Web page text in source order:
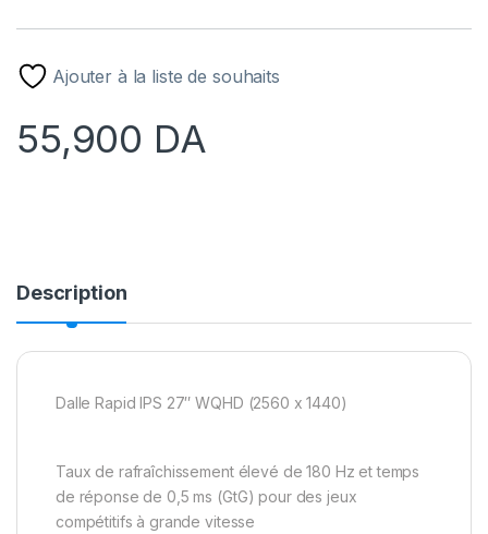
Ajouter à la liste de souhaits
55,900 DA
Description
Dalle Rapid IPS 27″ WQHD (2560 x 1440)
Taux de rafraîchissement élevé de 180 Hz et temps
de réponse de 0,5 ms (GtG) pour des jeux
compétitifs à grande vitesse